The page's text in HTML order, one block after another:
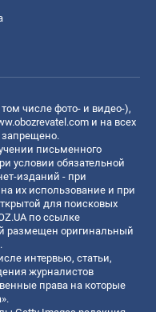
числе фото- и видео-),
и на всех
запрещено.
письменного
условии обязательной
изданий - при
их использование и при
для поисковых
по ссылке
размещен оригинальный
интервью, статьи,
журналистов
права на которые